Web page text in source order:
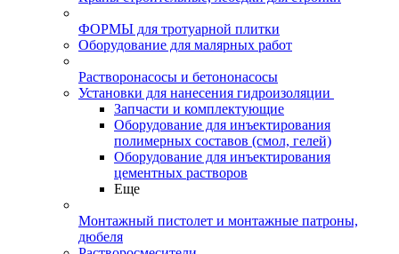
ФОРМЫ для тротуарной плитки
Оборудование для малярных работ
Растворонасосы и бетононасосы
Установки для нанесения гидроизоляции
Запчасти и комплектующие
Оборудование для инъектирования
полимерных составов (смол, гелей)
Оборудование для инъектирования
цементных растворов
Еще
Монтажный пистолет и монтажные патроны,
дюбеля